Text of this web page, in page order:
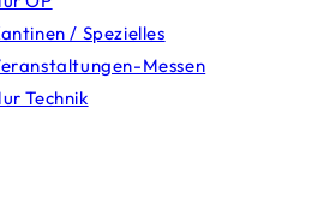
/ Spezielles
Messen
Technik